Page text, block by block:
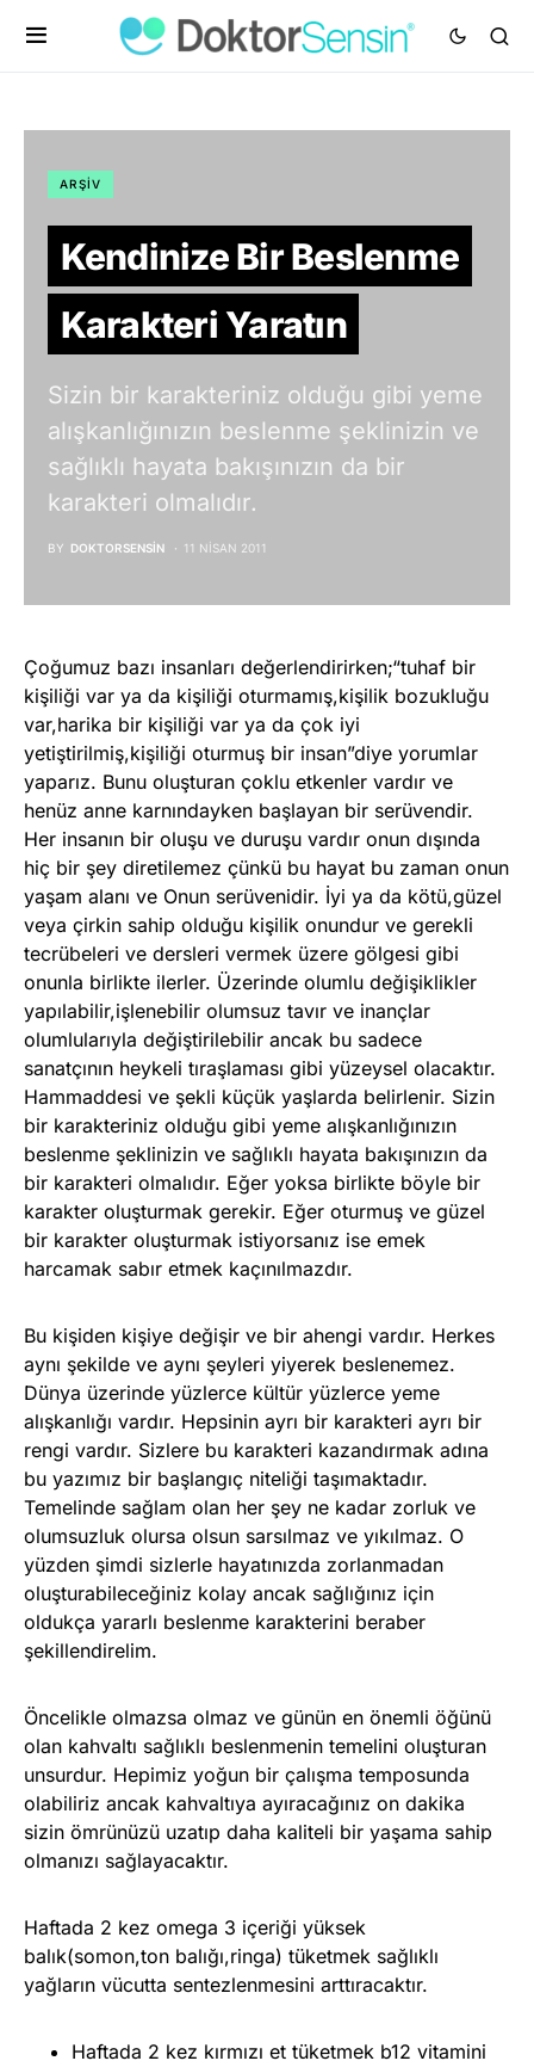
ARŞIV
Kendinize Bir Beslenme
Karakteri Yaratın
Sizin bir karakteriniz olduğu gibi yeme
alışkanlığınızın beslenme şeklinizin ve
sağlıklı hayata bakışınızın da bir
karakteri olmalıdır.
BY DOKTORSENSIN 11 NISAN 2011
Çoğumuz bazı insanları değerlendirirken;“tuhaf bir
kişiliği var ya da kişiliği oturmamış,kişilik bozukluğu
var,harika bir kişiliği var ya da çok iyi
yetiştirilmiş,kişiliği oturmuş bir insan”diye yorumlar
yaparız. Bunu oluşturan çoklu etkenler vardır ve
henüz anne karnındayken başlayan bir serüvendir.
Her insanın bir oluşu ve duruşu vardır onun dışında
hiç bir şey diretilemez çünkü bu hayat bu zaman onun
yaşam alanı ve Onun serüvenidir. İyi ya da kötü,güzel
veya çirkin sahip olduğu kişilik onundur ve gerekli
tecrübeleri ve dersleri vermek üzere gölgesi gibi
onunla birlikte ilerler. Üzerinde olumlu değişiklikler
yapılabilir,işlenebilir olumsuz tavır ve inançlar
olumlularıyla değiştirilebilir ancak bu sadece
sanatçının heykeli tıraşlaması gibi yüzeysel olacaktır.
Hammaddesi ve şekli küçük yaşlarda belirlenir. Sizin
bir karakteriniz olduğu gibi yeme alışkanlığınızın
beslenme şeklinizin ve sağlıklı hayata bakışınızın da
bir karakteri olmalıdır. Eğer yoksa birlikte böyle bir
karakter oluşturmak gerekir. Eğer oturmuş ve güzel
bir karakter oluşturmak istiyorsanız ise emek
harcamak sabır etmek kaçınılmazdır.
Bu kişiden kişiye değişir ve bir ahengi vardır. Herkes
aynı şekilde ve aynı şeyleri yiyerek beslenemez.
Dünya üzerinde yüzlerce kültür yüzlerce yeme
alışkanlığı vardır. Hepsinin ayrı bir karakteri ayrı bir
rengi vardır. Sizlere bu karakteri kazandırmak adına
bu yazımız bir başlangıç niteliği taşımaktadır.
Temelinde sağlam olan her şey ne kadar zorluk ve
olumsuzluk olursa olsun sarsılmaz ve yıkılmaz. O
yüzden şimdi sizlerle hayatınızda zorlanmadan
oluşturabileceğiniz kolay ancak sağlığınız için
oldukça yararlı beslenme karakterini beraber
şekillendirelim.
Öncelikle olmazsa olmaz ve günün en önemli öğünü
olan kahvaltı sağlıklı beslenmenin temelini oluşturan
unsurdur. Hepimiz yoğun bir çalışma temposunda
olabiliriz ancak kahvaltıya ayıracağınız on dakika
sizin ömrünüzü uzatıp daha kaliteli bir yaşama sahip
olmanızı sağlayacaktır.
Haftada 2 kez omega 3 içeriği yüksek
balık(somon,ton balığı,ringa) tüketmek sağlıklı
yağların vücutta sentezlenmesini arttıracaktır.
Haftada 2 kez kırmızı et tüketmek b12 vitamini